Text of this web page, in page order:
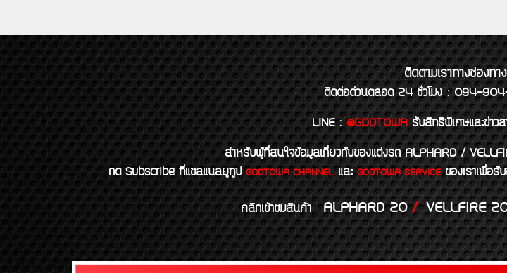
ติดตามเราทางช่องทา
ติดต่อด่วนตลอด 24 ชั่วโมง : 094-
LINE : @GODTOWA รับสิทธิพิเศษและข่าว
สำหรับผู้ที่สนใจข้อมูลเกี่ยวกับของแต่งรถ ALPHARD /
กด Subscribe ที่แชลแนลยูทูปGODTOWA CHANNELและGODTOWA SERVICEของเราเพื่อรั
คลิกเข้าชมสินค้า ALPHARD 20/VELLFIRE